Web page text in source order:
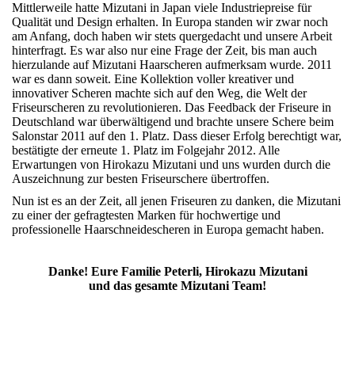
Mittlerweile hatte Mizutani in Japan viele Industriepreise für
Qualität und Design erhalten. In Europa standen wir zwar noch
am Anfang, doch haben wir stets quergedacht und unsere Arbeit
hinterfragt. Es war also nur eine Frage der Zeit, bis man auch
hierzulande auf Mizutani Haarscheren aufmerksam wurde. 2011
war es dann soweit. Eine Kollektion voller kreativer und
innovativer Scheren machte sich auf den Weg, die Welt der
Friseurscheren zu revolutionieren. Das Feedback der Friseure in
Deutschland war überwältigend und brachte unsere Schere beim
Salonstar 2011 auf den 1. Platz. Dass dieser Erfolg berechtigt war,
bestätigte der erneute 1. Platz im Folgejahr 2012. Alle
Erwartungen von Hirokazu Mizutani und uns wurden durch die
Auszeichnung zur besten Friseurschere übertroffen.
Nun ist es an der Zeit, all jenen Friseuren zu danken, die Mizutani
zu einer der gefragtesten Marken für hochwertige und
professionelle Haarschneidescheren in Europa gemacht haben.
Danke! Eure Familie Peterli, Hirokazu Mizutani
und das gesamte Mizutani Team!